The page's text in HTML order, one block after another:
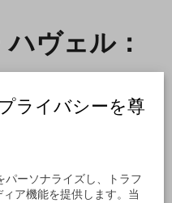
ヴェル：
博物館新館にあるチェコ
ライバシーを尊
ーソナライズし、トラフ
ア機能を提供します。当